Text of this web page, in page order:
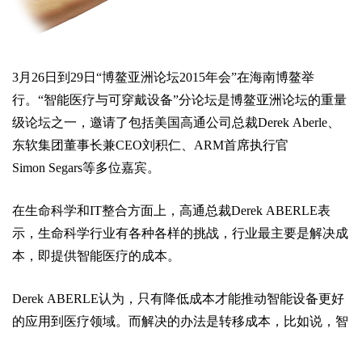
3月26日到29日“博鳌亚洲论坛2015年会”在海南博鳌举
行。“智能医疗与可穿戴设备”分论坛是博鳌亚洲论坛的重量
级论坛之一，邀请了包括美国高通公司总裁Derek Aberle、
东软集团董事长兼CEO刘积仁、ARM首席执行官
Simon Segars等多位嘉宾。
在生命科学和IT整合方面上，高通总裁Derek ABERLE表
示，生命科学行业有各种各样的挑战，行业最主要是解决成
本，即提供智能医疗的成本。
Derek ABERLE认为，只有降低成本才能推动智能设备更好
的应用到医疗领域。而解决的办法是转移成本，比如说，智